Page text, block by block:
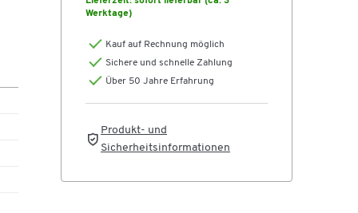
Werktage)
Kauf auf Rechnung möglich
Sichere und schnelle Zahlung
Über 50 Jahre Erfahrung
Produkt- und
Sicherheitsinformationen